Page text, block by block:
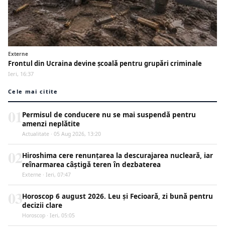
Externe
Frontul din Ucraina devine școală pentru grupări criminale
Ieri, 16:37
Cele mai citite
Permisul de conducere nu se mai suspendă pentru
amenzi neplătite
Actualitate · 05 Aug 2026, 13:20
Hiroshima cere renunțarea la descurajarea nucleară, iar
reînarmarea câștigă teren în dezbaterea
Externe · Ieri, 07:47
Horoscop 6 august 2026. Leu și Fecioară, zi bună pentru
decizii clare
Horoscop · Ieri, 05:05